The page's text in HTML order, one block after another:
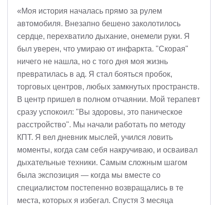
«Моя история началась прямо за рулем
автомобиля. Внезапно бешено заколотилось
сердце, перехватило дыхание, онемели руки. Я
был уверен, что умираю от инфаркта. "Скорая"
ничего не нашла, но с того дня моя жизнь
превратилась в ад. Я стал бояться пробок,
торговых центров, любых замкнутых пространств.
В центр пришел в полном отчаянии. Мой терапевт
сразу успокоил: "Вы здоровы, это паническое
расстройство". Мы начали работать по методу
КПТ. Я вел дневник мыслей, учился ловить
моменты, когда сам себя накручиваю, и осваивал
дыхательные техники. Самым сложным шагом
была экспозиция — когда мы вместе со
специалистом постепенно возвращались в те
места, которых я избегал. Спустя 3 месяца